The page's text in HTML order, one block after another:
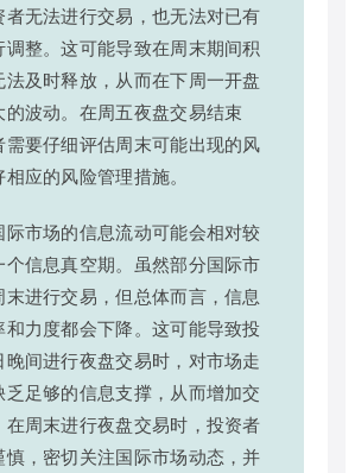
者无法进行交易，也无法对已有
调整。这可能导致在周末期间积
法及时释放，从而在下周一开盘
的波动。在周五夜盘交易结束
需要仔细评估周末可能出现的风
应的风险管理措施。
际市场的信息流动可能会相对较
个信息真空期。虽然部分国际市
进行交易，但总体而言，信息
和力度都会下降。这可能导致投
晚间进行夜盘交易时，对市场走
足够的信息支撑，从而增加交
在周末进行夜盘交易时，投资者
慎，密切关注国际市场动态，并